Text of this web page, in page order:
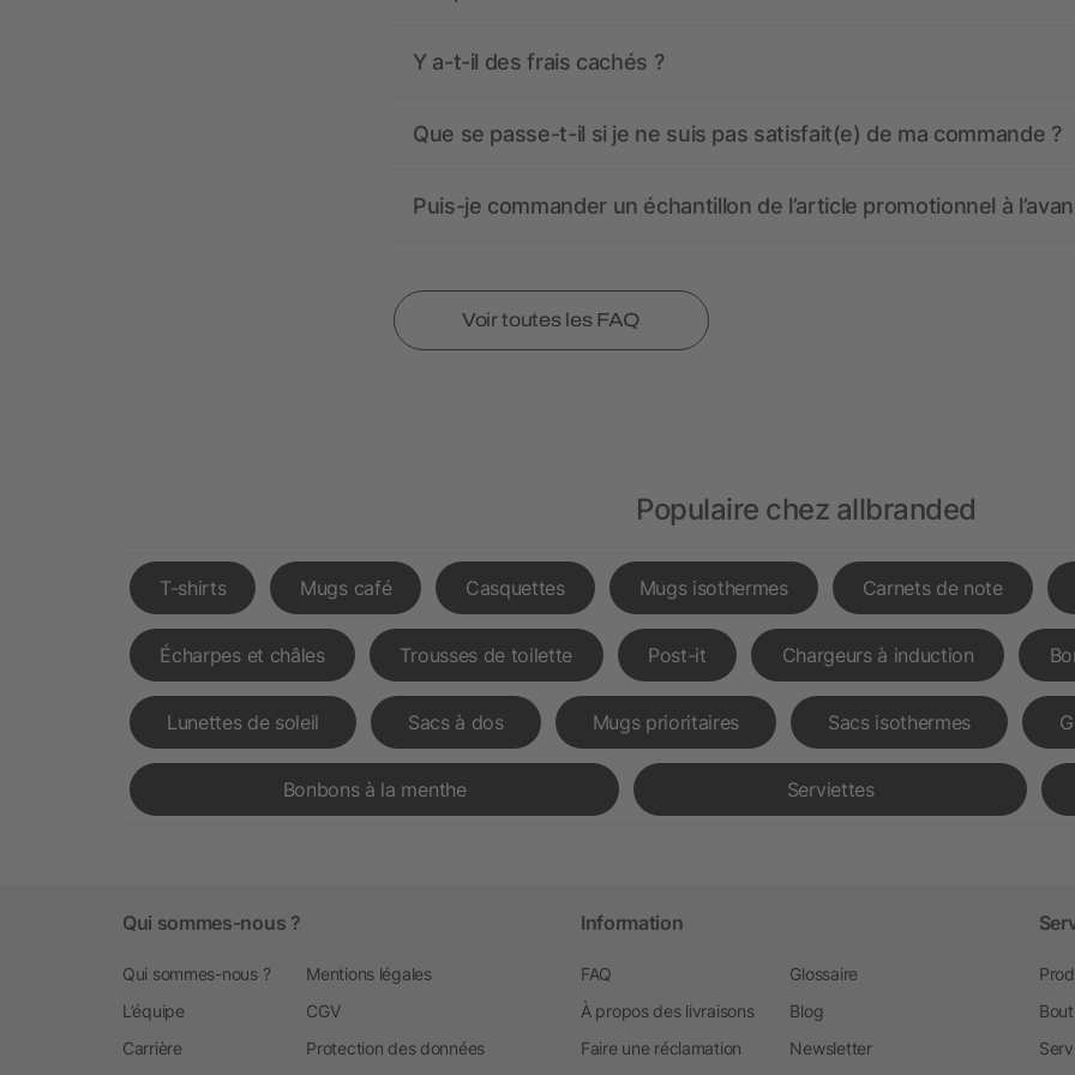
Y a-t-il des frais cachés ?
Que se passe-t-il si je ne suis pas satisfait(e) de ma commande ?
Puis-je commander un échantillon de l’article promotionnel à
Voir toutes les FAQ
Populaire chez allbranded
T-shirts Mugs café Casquettes Mugs isothermes Carnets de note
Écharpes et châles Trousses de toilette Post-it Chargeurs à induction
Lunettes de soleil Sacs à dos Mugs prioritaires Sacs isothermes
Bonbons à la menthe Serviettes
Qui sommes-nous ?
Qui sommes-nous ?
L’équipe
Carrière
Mentions légales
CGV
Protection des données
Information
FAQ
À propos des livraisons
Faire une réclamation
Glossaire
Blog
Newsletter